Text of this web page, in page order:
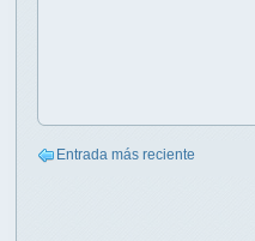
Entrada más reciente